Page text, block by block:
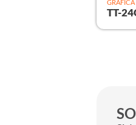
GRÁFICA
TT-